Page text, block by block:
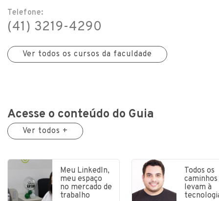
Telefone:
(41) 3219-4290
Ver todos os cursos da faculdade
Acesse o conteúdo do Guia
Ver todos +
Meu LinkedIn,
meu espaço
no mercado de
trabalho
Todos os
caminhos
levam à